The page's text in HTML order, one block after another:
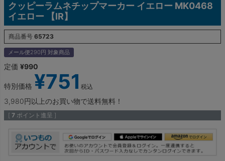
クッピーラムネチップマーカー イエロー MK0468
イエロー 【IR】
商品番号 65723
メール便290円 対象商品
定価 ¥990
特別価格 ¥751 税込
3,980円以上のお買い物で送料無料！
[ 7 ポイント進呈 ]